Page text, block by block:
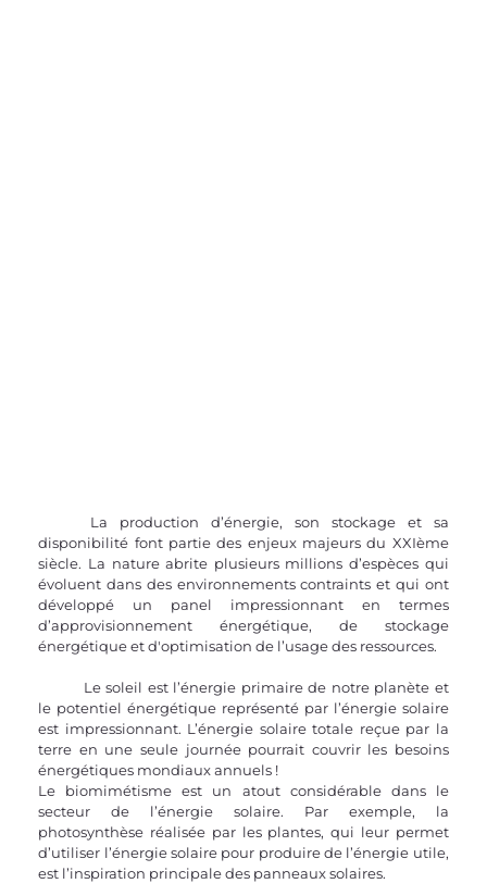
disponibilité font partie des enjeux majeurs du XXIème
siècle. La nature abrite plusieurs millions d’espèces qui
évoluent dans des environnements contraints et qui ont
développé un panel impressionnant en termes
d’approvisionnement énergétique, de stockage
énergétique et d'optimisation de l’usage des ressources.
le potentiel énergétique représenté par l’énergie solaire
est impressionnant. L’énergie solaire totale reçue par la
terre en une seule journée pourrait couvrir les besoins
énergétiques mondiaux annuels !
Le biomimétisme est un atout considérable dans le
secteur de l’énergie solaire. Par exemple, la
photosynthèse réalisée par les plantes, qui leur permet
d’utiliser l’énergie solaire pour produire de l’énergie utile,
est l’inspiration principale des panneaux solaires.